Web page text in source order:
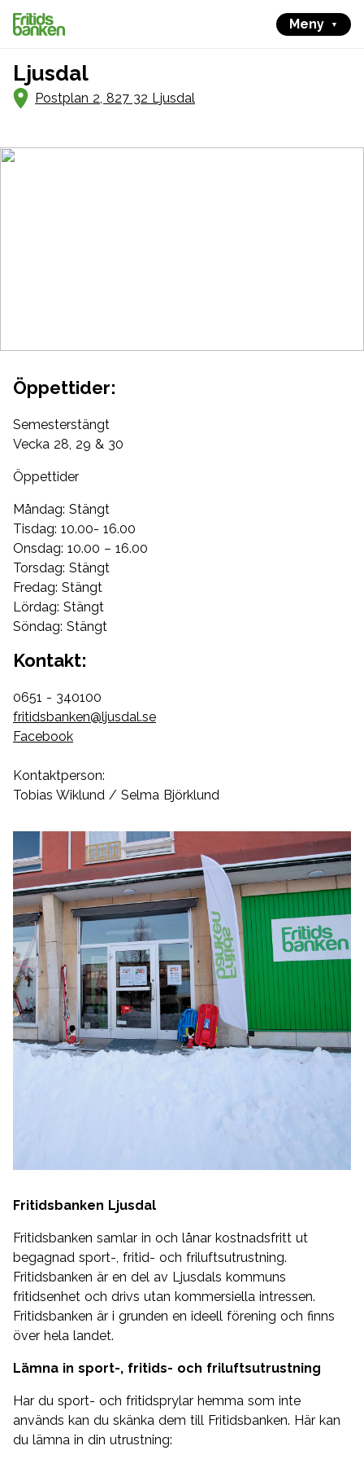
Meny
Ljusdal
Postplan 2, 827 32 Ljusdal
Öppettider:
Semesterstängt
Vecka 28, 29 & 30
Öppettider
Måndag: Stängt
Tisdag: 10.00- 16.00
Onsdag: 10.00 – 16.00
Torsdag: Stängt
Fredag: Stängt
Lördag: Stängt
Söndag: Stängt
Kontakt:
0651 - 340100
fritidsbanken@ljusdal.se
Facebook
Kontaktperson:
Tobias Wiklund / Selma Björklund
Fritidsbanken Ljusdal
Fritidsbanken samlar in och lånar kostnadsfritt ut
begagnad sport-, fritid- och friluftsutrustning.
Fritidsbanken är en del av Ljusdals kommuns
fritidsenhet och drivs utan kommersiella intressen.
Fritidsbanken är i grunden en ideell förening och finns
över hela landet.
Lämna in sport-, fritids- och friluftsutrustning
Har du sport- och fritidsprylar hemma som inte
används kan du skänka dem till Fritidsbanken. Här kan
du lämna in din utrustning: